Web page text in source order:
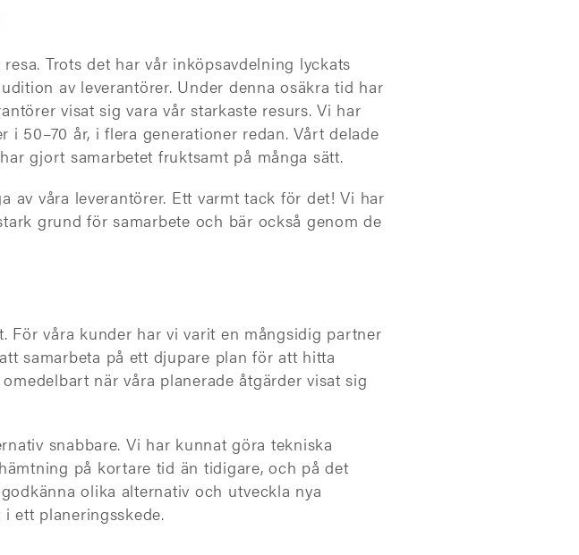
Trots det har vår inköpsavdelning lyckats
av leverantörer. Under denna osäkra tid har
visat sig vara vår starkaste resurs. Vi har
50–70 år, i flera generationer redan. Vårt delade
gjort samarbetet fruktsamt på många sätt.
av våra leverantörer. Ett varmt tack för det! Vi har
grund för samarbete och bär också genom de
För våra kunder har vi varit en mångsidig partner
samarbeta på ett djupare plan för att hitta
när våra planerade åtgärder visat sig
snabbare. Vi har kunnat göra tekniska
på kortare tid än tidigare, och på det
olika alternativ och utveckla nya
ett planeringsskede.